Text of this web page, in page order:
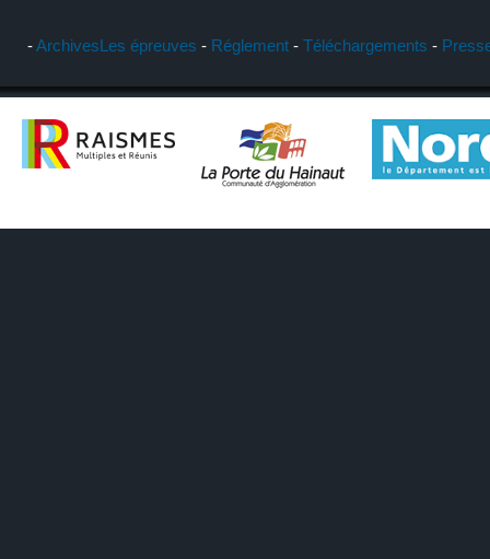
-ArchivesLes épreuves - Réglement - Téléchargements -